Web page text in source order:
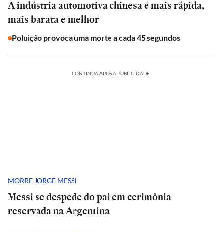
A indústria automotiva chinesa é mais rápida,
mais barata e melhor
Poluição provoca uma morte a cada 45 segundos
CONTINUA APÓS A PUBLICIDADE
MORRE JORGE MESSI
Messi se despede do pai em cerimônia
reservada na Argentina